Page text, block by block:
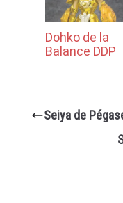
Dohko de la
Balance DDP
Seiya de